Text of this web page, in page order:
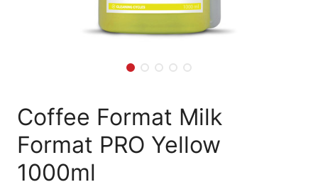
Coffee Format Milk
Format PRO Yellow
1000ml
Jak kupić w sklepie? 🧴